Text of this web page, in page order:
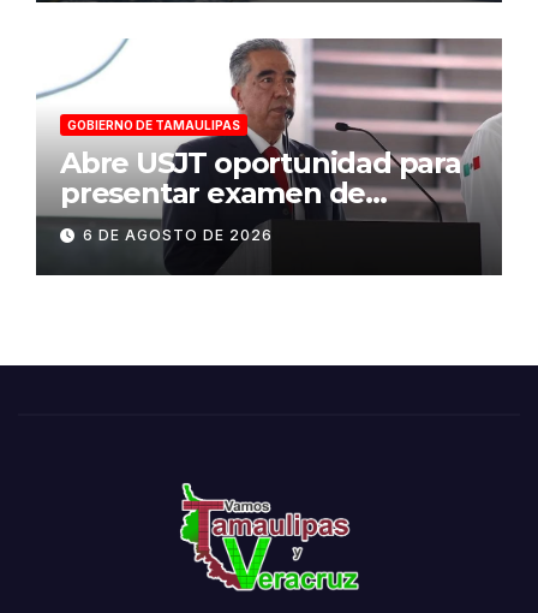
GOBIERNO DE TAMAULIPAS
Abre USJT oportunidad para
presentar examen de
admisión, este sábado
6 DE AGOSTO DE 2026